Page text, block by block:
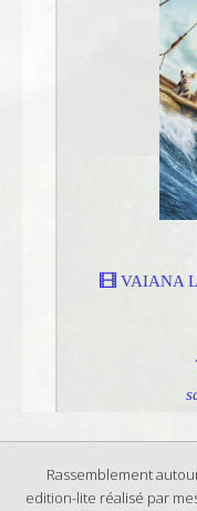
Rassemblement
edition-lite réalisé par